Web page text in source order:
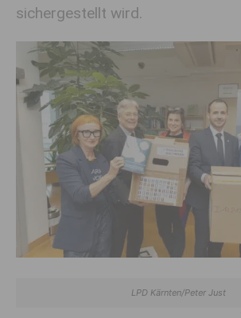
sichergestellt wird.
LPD Kärnten/Peter Just